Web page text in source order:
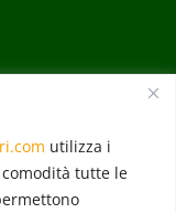
utilizza i
tutte le